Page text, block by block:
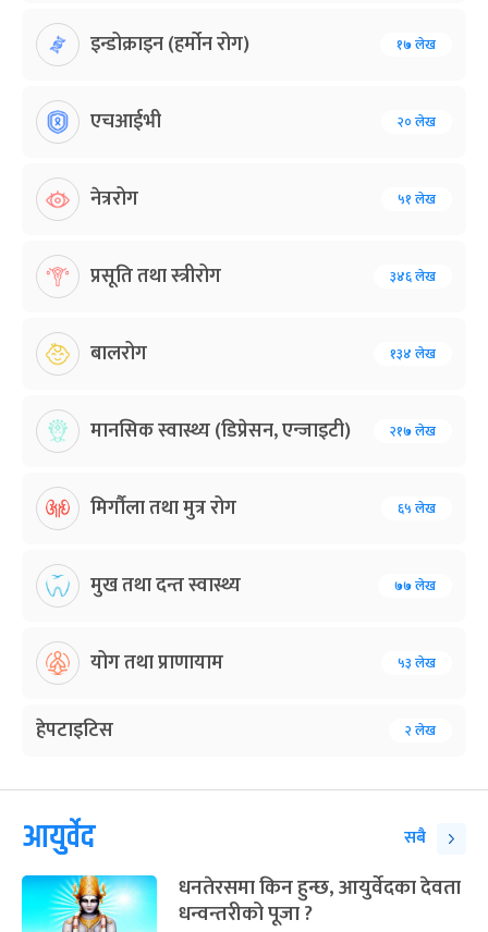
इन्डोक्राइन (हर्मोन रोग) १७ लेख
एचआईभी २० लेख
नेत्ररोग ५१ लेख
प्रसूति तथा स्त्रीरोग ३४६ लेख
बालरोग १३४ लेख
मानसिक स्वास्थ्य (डिप्रेसन, एन्जाइटी) २१७ लेख
मिर्गौला तथा मुत्र रोग ६५ लेख
मुख तथा दन्त स्वास्थ्य ७७ लेख
योग तथा प्राणायाम ५३ लेख
हेपटाइटिस २ लेख
आयुर्वेद सबै
धनतेरसमा किन हुन्छ, आयुर्वेदका देवता
धन्वन्तरीको पूजा ?